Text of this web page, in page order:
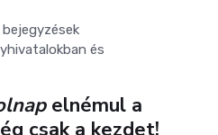
és
elnémul a
csak a kezdet!